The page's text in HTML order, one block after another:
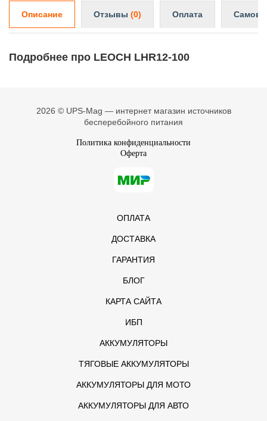
Описание Отзывы (0) Оплата
Подробнее про LEOCH LHR12-100
2026 © UPS-Mag — интернет магазин источников
бесперебойного питания
Политика конфиденциальности
Оферта
ОПЛАТА
ДОСТАВКА
ГАРАНТИЯ
БЛОГ
КАРТА САЙТА
ИБП
АККУМУЛЯТОРЫ
ТЯГОВЫЕ АККУМУЛЯТОРЫ
АККУМУЛЯТОРЫ ДЛЯ МОТО
АККУМУЛЯТОРЫ ДЛЯ АВТО